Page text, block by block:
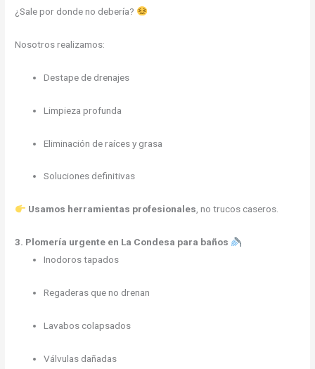
¿Sale por donde no debería?
Nosotros realizamos:
Destape de drenajes
Limpieza profunda
Eliminación de raíces y grasa
Soluciones definitivas
Usamos herramientas profesionales, no trucos caseros.
3. Plomería urgente en La Condesa para baños
Inodoros tapados
Regaderas que no drenan
Lavabos colapsados
Válvulas dañadas